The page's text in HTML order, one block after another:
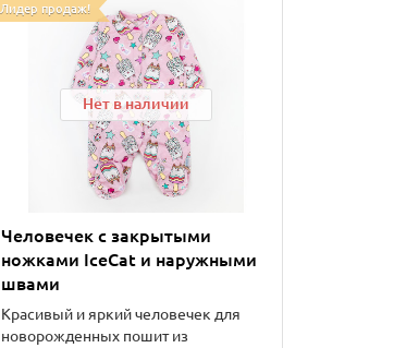
Лидер продаж!
Нет в наличии
Человечек с закрытыми
ножками IceCat и наружными
швами
Красивый и яркий человечек для
новорожденных пошит из